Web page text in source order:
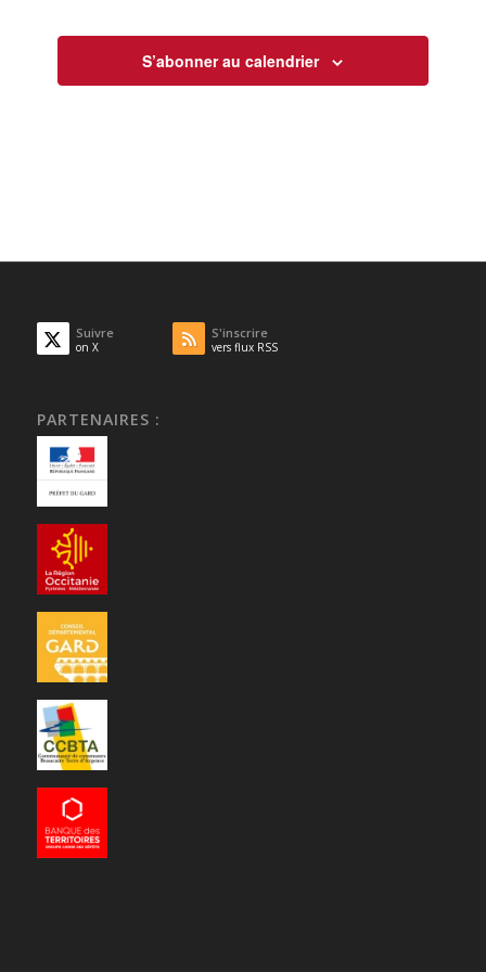
S’abonner au calendrier
Suivre
on X
S'inscrire
vers flux RSS
PARTENAIRES :